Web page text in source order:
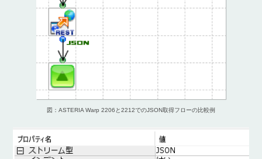
図：ASTERIA Warp 2206と2212でのJSON取得フローの比較例